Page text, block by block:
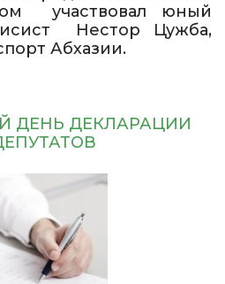
участвовал юный
Нестор Цужба,
Абхазии.
ДЕНЬ ДЕКЛАРАЦИИ